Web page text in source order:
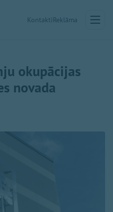
KontaktiReklāma
okupācijas
novada